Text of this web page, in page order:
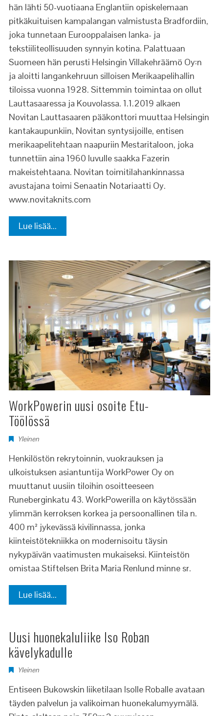
hän lähti 50-vuotiaana Englantiin opiskelemaan
pitkäkuituisen kampalangan valmistusta Bradfordiin,
joka tunnetaan Eurooppalaisen lanka- ja
tekstiiliteollisuuden synnyin kotina. Palattuaan
Suomeen hän perusti Helsingin Villakehräämö Oy:n
ja aloitti langankehruun silloisen Merikaapelihallin
tiloissa vuonna 1928. Sittemmin toimintaa on ollut
Lauttasaaressa ja Kouvolassa. 1.1.2019 alkaen
Novitan Lauttasaaren pääkonttori muuttaa Helsingin
kantakaupunkiin, Novitan syntysijoille, entisen
merikaapelitehtaan naapuriin Mestaritaloon, joka
tunnettiin aina 1960 luvulle saakka Fazerin
makeistehtaana. Novitan toimitilahankinnassa
avustajana toimi Senaatin Notariaatti Oy.
www.novitaknits.com
Lue lisää...
WorkPowerin uusi osoite Etu-
Töölössä
Yleinen
Henkilöstön rekrytoinnin, vuokrauksen ja
ulkoistuksen asiantuntija WorkPower Oy on
muuttanut uusiin tiloihin osoitteeseen
Runeberginkatu 43. WorkPowerilla on käytössään
ylimmän kerroksen korkea ja persoonallinen tila n.
400 m² jykevässä kivilinnassa, jonka
kiinteistötekniikka on modernisoitu täysin
nykypäivän vaatimusten mukaiseksi. Kiinteistön
omistaa Stiftelsen Brita Maria Renlund minne sr.
Lue lisää...
Uusi huonekaluliike Iso Roban
kävelykadulle
Yleinen
Entiseen Bukowskin liiketilaan Isolle Roballe avataan
täyden palvelun ja valikoiman huonekalumyymälä.